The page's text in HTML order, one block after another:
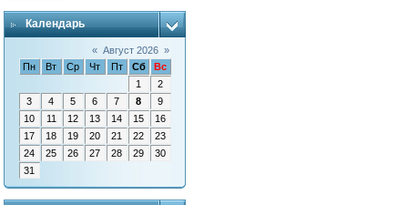
Календарь
« Август 2026 »
Пн
Вт Ср Чт Пт Сб
Вс
1
2
3
4 5 6 7 8
9
10
11 12 13 14 15
16
17
18 19 20 21 22
23
24
25 26 27 28 29
30
31